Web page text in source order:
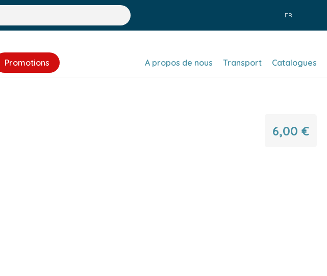
FR
Promotions A propos de nous Transport Catalogues
6,00 €